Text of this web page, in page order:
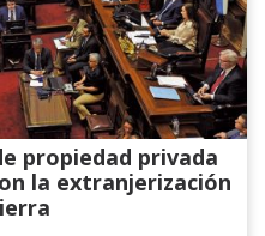
propiedad privada
la extranjerización